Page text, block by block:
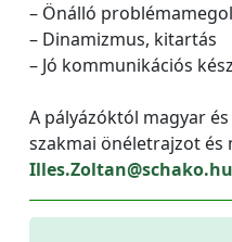
– Önálló
– Dinamizmus, kitartás
– Jó kommunikációs
A pályázóktól magyar
szakmai önéletrajzot és
Illes.Zoltan@schako.hu